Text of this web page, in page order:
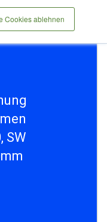
Cookies ablehnen
SW